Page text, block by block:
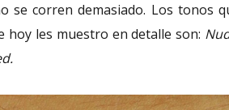
se corren demasiado. Los tonos
hoy les muestro en detalle son: